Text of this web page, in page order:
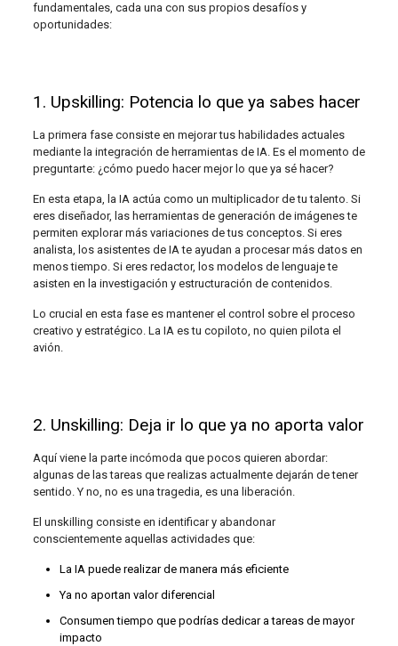
fundamentales, cada una con sus propios desafíos y
oportunidades:
1. Upskilling: Potencia lo que ya sabes hacer
La primera fase consiste en mejorar tus habilidades actuales
mediante la integración de herramientas de IA. Es el momento de
preguntarte: ¿cómo puedo hacer mejor lo que ya sé hacer?
En esta etapa, la IA actúa como un multiplicador de tu talento. Si
eres diseñador, las herramientas de generación de imágenes te
permiten explorar más variaciones de tus conceptos. Si eres
analista, los asistentes de IA te ayudan a procesar más datos en
menos tiempo. Si eres redactor, los modelos de lenguaje te
asisten en la investigación y estructuración de contenidos.
Lo crucial en esta fase es mantener el control sobre el proceso
creativo y estratégico. La IA es tu copiloto, no quien pilota el
avión.
2. Unskilling: Deja ir lo que ya no aporta valor
Aquí viene la parte incómoda que pocos quieren abordar:
algunas de las tareas que realizas actualmente dejarán de tener
sentido. Y no, no es una tragedia, es una liberación.
El unskilling consiste en identificar y abandonar
conscientemente aquellas actividades que:
La IA puede realizar de manera más eficiente
Ya no aportan valor diferencial
Consumen tiempo que podrías dedicar a tareas de mayor
impacto